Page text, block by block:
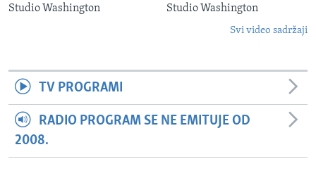
Studio Washington Studio Washington
Svi video sadržaji
TV PROGRAMI
RADIO PROGRAM SE NE EMITUJE OD
2008.